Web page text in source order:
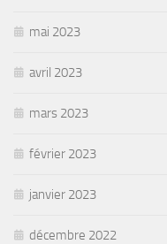
mai 2023
avril 2023
mars 2023
février 2023
janvier 2023
décembre 2022